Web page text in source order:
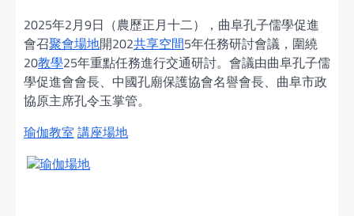
2025年2月9日（農歷正月十二），曲阜孔子儒學促進
會召聚會場地開202共享空間5年任務研討會議，圍繞
20教學25年重點任務進行交通研討。會議由曲阜孔子儒
學促進會會長、中國孔廟保護協會名譽會長、曲阜市政
協原主席孔令玉掌管。
瑜伽教室講座場地
瑜伽場地